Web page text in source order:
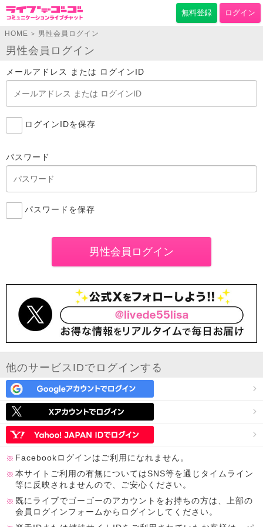
無料登録 ログイン
HOME > 男性会員ログイン
男性会員ログイン
メールアドレス または ログインID
ログインIDを保存
パスワード
パスワードを保存
他のサービスIDでログインする
Facebookログインはご利用になれません。
本サイトご利用の有無についてはSNS等を通じタイムライン
等に反映されませんので、ご安心ください。
既にライブでゴーゴーのアカウントをお持ちの方は、上部の
会員ログインフォームからログインしてください。